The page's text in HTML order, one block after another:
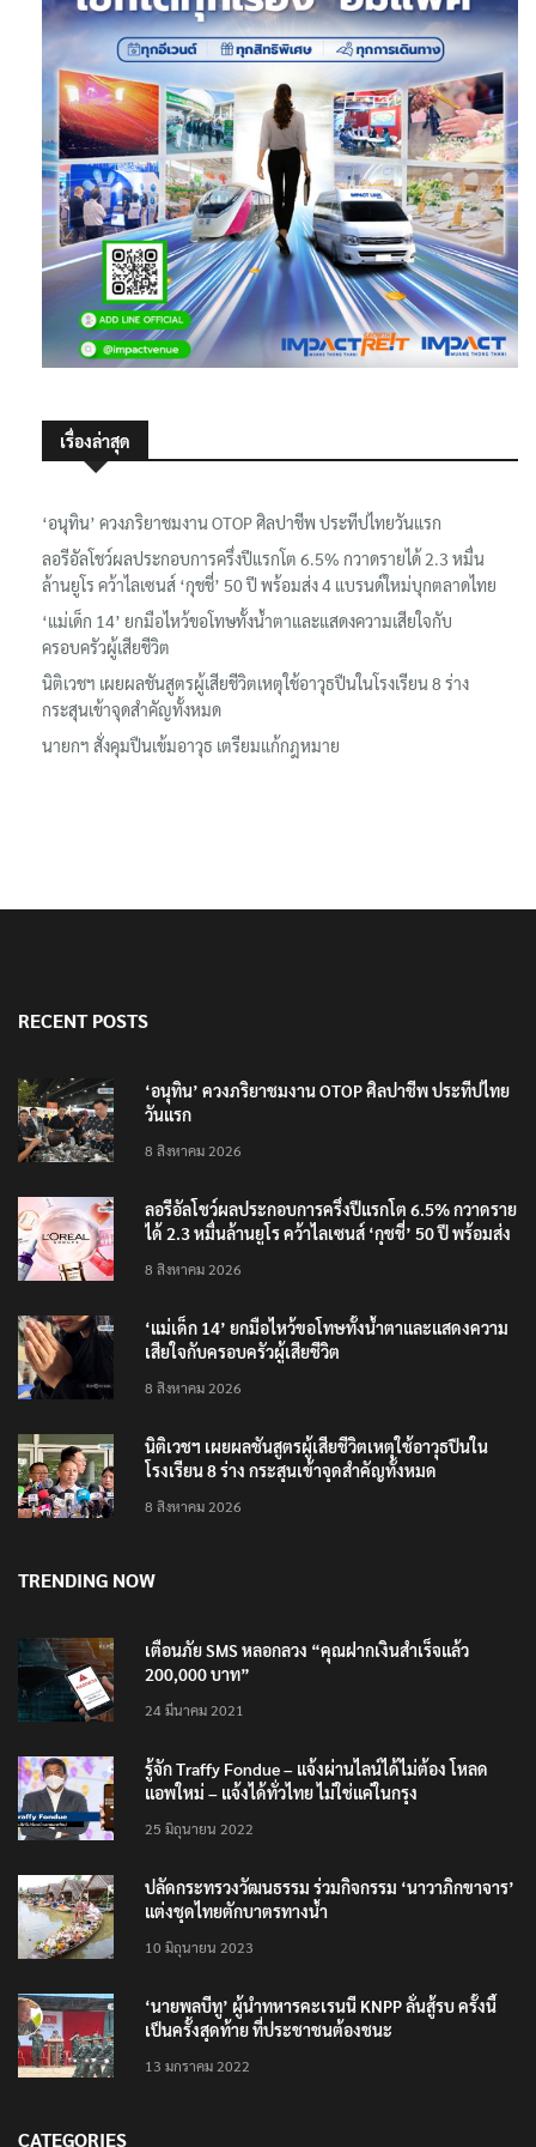
‘อนุทิน’ ควงภริยาชมงาน OTOP ศิลปาชีพ ประทีปไทยวันแรก
ลอรีอัลโชว์ผลประกอบการครึ่งปีแรกโต 6.5% กวาดรายได้ 2.3 หมื่น
ล้านยูโร คว้าไลเซนส์ ‘กุชชี่’ 50 ปี พร้อมส่ง 4 แบรนด์ใหม่บุกตลาดไทย
‘แม่เด็ก 14’ ยกมือไหว้ขอโทษทั้งน้ำตาและแสดงความเสียใจกับ
ครอบครัวผู้เสียชีวิต
นิติเวชฯ เผยผลชันสูตรผู้เสียชีวิตเหตุใช้อาวุธปืนในโรงเรียน 8 ร่าง
กระสุนเข้าจุดสำคัญทั้งหมด
‘อนุทิน’ ควงภริยาชมงาน OTOP ศิลปาชีพ ประทีปไทย
8 สิงหาคม 2026
ลอรีอัลโชว์ผลประกอบการครึ่งปีแรกโต 6.5% กวาดราย
8 สิงหาคม 2026
‘แม่เด็ก 14’ ยกมือไหว้ขอโทษทั้งน้ำตาและแสดงความ
8 สิงหาคม 2026
นิติเวชฯ เผยผลชันสูตรผู้เสียชีวิตเหตุใช้อาวุธปืนใน
เตือนภัย SMS หลอกลวง “คุณฝากเงินสำเร็จแล้ว
24 มีนาคม 2021
รู้จัก Traffy Fondue – แจ้งผ่านไลน์ได้ไม่ต้อง โหลด
แอพใหม่ – แจ้งได้ทั่วไทย ไม่ใช่แค่ในกรุง
25 มิถุนายน 2022
ปลัดกระทรวงวัฒนธรรม ร่วมกิจกรรม ‘นาวาภิกขาจาร’
แต่งชุดไทยตักบาตรทางน้ำ
10 มิถุนายน 2023